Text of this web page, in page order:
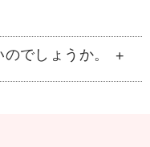
れた際に、「お
みつわでは、ご葬
ど埋葬方法によ
、まずはみつわに
参りや、海へ向か
でしょうか。